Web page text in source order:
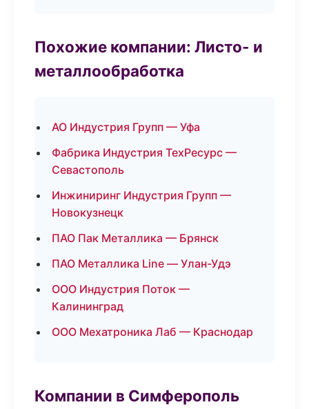
Похожие компании: Листо- и
металлообработка
АО Индустрия Групп — Уфа
Фабрика Индустрия ТехРесурс —
Севастополь
Инжиниринг Индустрия Групп —
Новокузнецк
ПАО Пак Металлика — Брянск
ПАО Металлика Line — Улан-Удэ
ООО Индустрия Поток —
Калининград
ООО Мехатроника Лаб — Краснодар
Компании в Симферополь